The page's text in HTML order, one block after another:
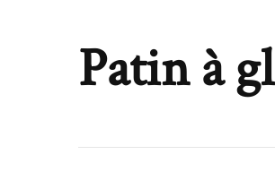
Patin à